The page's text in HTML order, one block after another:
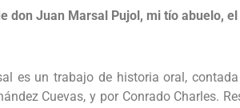
don Juan Marsal Pujol, mi tío abuelo,
es un trabajo de historia oral,
Cuevas, y por Conrado Charles.